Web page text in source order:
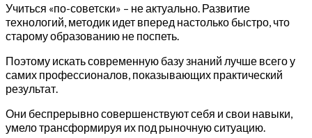
Учиться «по-советски» – не актуально. Развитие
технологий, методик идет вперед настолько быстро, что
старому образованию не поспеть.
Поэтому искать современную базу знаний лучше всего у
самих профессионалов, показывающих практический
результат.
Они беспрерывно совершенствуют себя и свои навыки,
умело трансформируя их под рыночную ситуацию.